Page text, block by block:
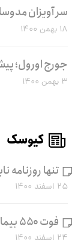
سر آویزان مدوسا
۱۸ بهمن ۱۴۰۰
جورج اورول؛
۳ بهمن ۱۴۰۰
کیوسک
تنها روزنامه
۲۵ اسفند ۱۴۰۰
فوت ۵۵۰ بیمار تالاسمی در سه سال اخیر
۲۴ اسفند ۱۴۰۰